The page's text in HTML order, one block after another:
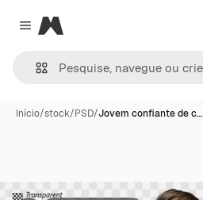
Close menu
Magnific
Início/stock/PSD/Jovem confiante de c…